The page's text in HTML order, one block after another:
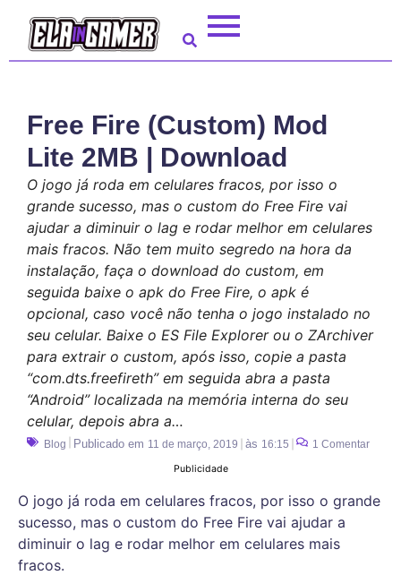
Free Fire (Custom) Mod
Lite 2MB | Download
O jogo já roda em celulares fracos, por isso o
grande sucesso, mas o custom do Free Fire vai
ajudar a diminuir o lag e rodar melhor em celulares
mais fracos. Não tem muito segredo na hora da
instalação, faça o download do custom, em
seguida baixe o apk do Free Fire, o apk é
opcional, caso você não tenha o jogo instalado no
seu celular. Baixe o ES File Explorer ou o ZArchiver
para extrair o custom, após isso, copie a pasta
“com.dts.freefireth” em seguida abra a pasta
“Android” localizada na memória interna do seu
celular, depois abra a…
Blog Publicado em 11 de março, 2019 às 16:15 1 Comentar
Publicidade
O jogo já roda em celulares fracos, por isso o grande
sucesso, mas o custom do Free Fire vai ajudar a
diminuir o lag e rodar melhor em celulares mais
fracos.